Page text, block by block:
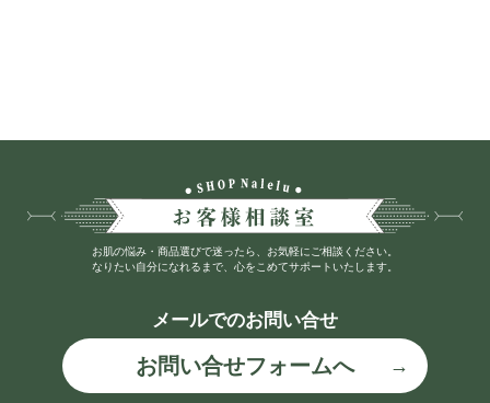
お肌の悩み・商品選びで迷ったら、お気軽にご相談ください。
なりたい自分になれるまで、心をこめてサポートいたします。
メールでのお問い合せ
お問い合せフォームへ